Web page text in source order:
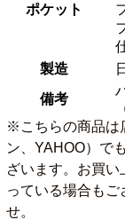
ポケット
製造
備考
※こちらの商品は
ン、YAHOO）で
ざいます。お買い
っている場合もご
せ。